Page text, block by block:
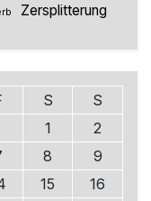
Zersplitterung
S
S
1
2
8
9
15
16